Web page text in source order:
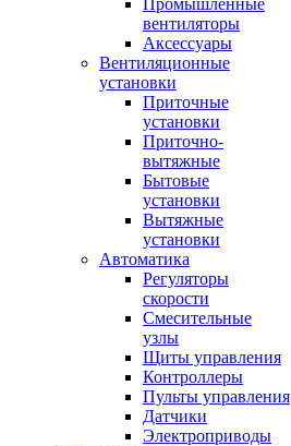
Промышленные
вентиляторы
Аксессуары
Вентиляционные
установки
Приточные
установки
Приточно-
вытяжные
Бытовые
установки
Вытяжные
установки
Автоматика
Регуляторы
скорости
Смесительные
узлы
Щиты управления
Контроллеры
Пульты управления
Датчики
Электроприводы